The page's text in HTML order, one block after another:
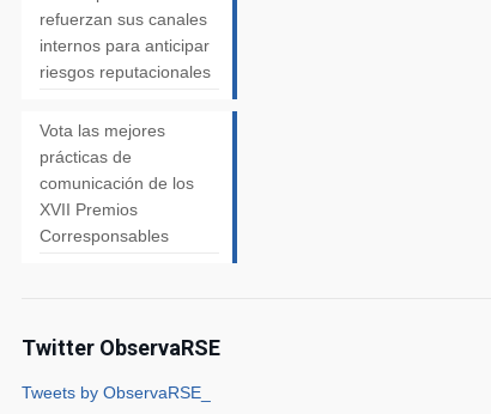
refuerzan sus canales
internos para anticipar
riesgos reputacionales
Vota las mejores
prácticas de
comunicación de los
XVII Premios
Corresponsables
Twitter ObservaRSE
Tweets by ObservaRSE_